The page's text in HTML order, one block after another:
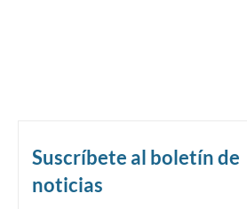
Suscríbete al boletín de
noticias